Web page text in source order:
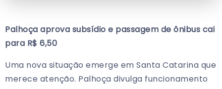
Palhoça aprova subsídio e passagem de ônibus cai
para R$ 6,50
Uma nova situação emerge em Santa Catarina que
merece atenção. Palhoça divulga funcionamento